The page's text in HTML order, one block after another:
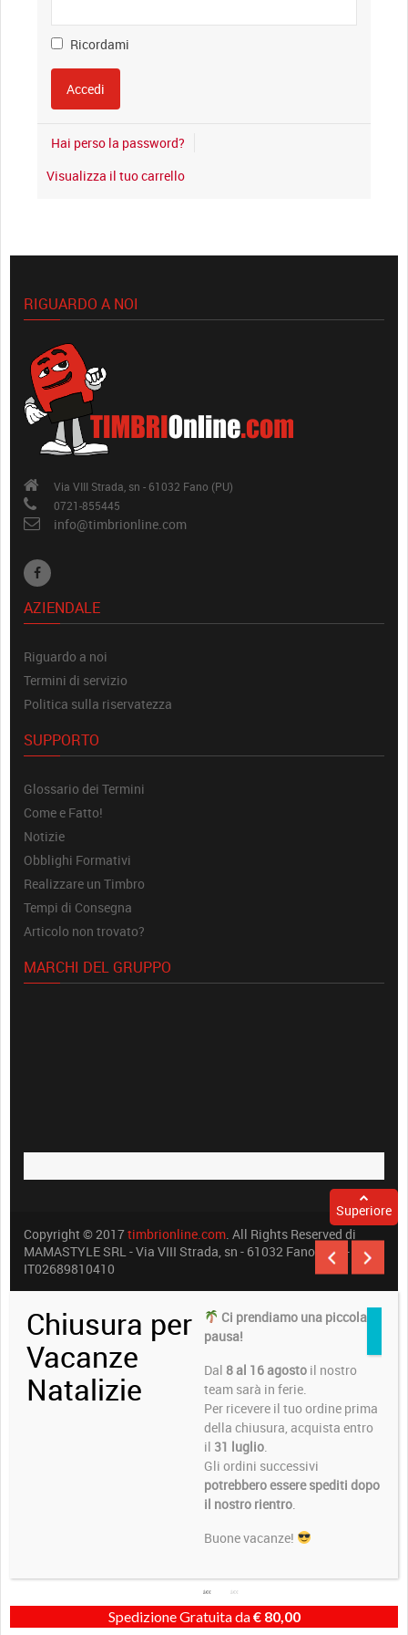
Ricordami
Hai perso la password?
Visualizza il tuo carrello
RIGUARDO A NOI
Via VIII Strada, sn - 61032 Fano (PU)
0721-855445
info@timbrionline.com
AZIENDALE
Riguardo a noi
Termini di servizio
Politica sulla riservatezza
SUPPORTO
Glossario dei Termini
Come e Fatto!
Notizie
Obblighi Formativi
Realizzare un Timbro
Tempi di Consegna
Articolo non trovato?
MARCHI DEL GRUPPO
Copyright © 2017timbrionline.com . All Rights Reserved di
MAMASTYLE SRL - Via VIII Strada, sn - 61032 Fano (PU) -
IT02689810410
Superiore
Chiusura per
Vacanze
Natalizie
Ci prendiamo una piccola
pausa!
Dal 8 al 16 agosto il nostro
team sarà in ferie.
Per ricevere il tuo ordine prima
della chiusura, acquista entro
il 31 luglio
Gli ordini successivi
potrebbero essere spediti dopo
il nostro rientro
Buone vacanze!
Spedizione Gratuita da€80,00